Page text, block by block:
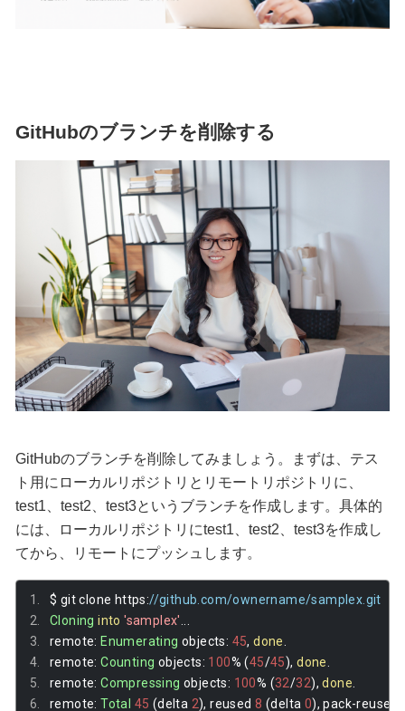
GitHubのブランチを削除する
GitHubのブランチを削除してみましょう。まずは、テス
ト用にローカルリポジトリとリモートリポジトリに、
test1、test2、test3というブランチを作成します。具体的
には、ローカルリポジトリにtest1、test2、test3を作成し
てから、リモートにプッシュします。
$ git clone https://github.com/ownername/samplex.git
Cloning into 'samplex'
remote: Enumerating objects: 45, done
remote: Counting objects: 100% (45/45), done
remote: Compressing objects: 100% (32/32), done
remote: Total 45 (delta 2), reused 8 (delta 0), pack-reused